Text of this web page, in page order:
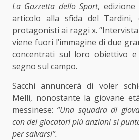
La Gazzetta dello Sport, edizione
articolo alla sfida del Tardini,
protagonisti ai raggi x.
viene fuori l’immagine di due
concentrati sul loro obiettivo
segno sul campo.
Sacchi annuncerà di voler
Melli, nonostante la giovane
messinese: “Una squadra di
con dei giocatori più anziani si
per salvarsi”.